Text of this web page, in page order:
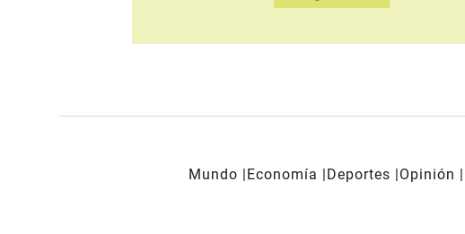
Mundo Economía Deportes Opinión